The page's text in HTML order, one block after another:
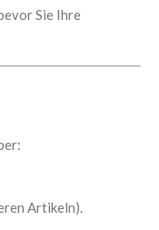
Sie Ihre
Artikeln).